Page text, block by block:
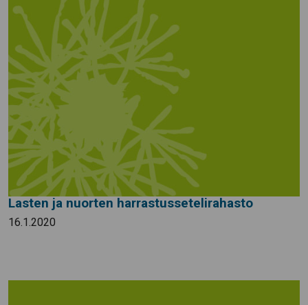
Lasten ja nuorten harrastussetelirahasto
16.1.2020